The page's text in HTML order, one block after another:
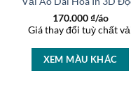
170.000₫/áo
Giá thay đổi tuỳ chất
XEM MÀU KHÁC